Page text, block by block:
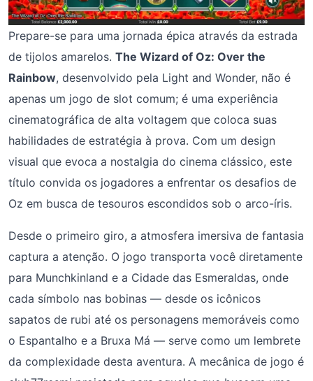
Prepare-se para uma jornada épica através da estrada
de tijolos amarelos. The Wizard of Oz: Over the
Rainbow, desenvolvido pela Light and Wonder, não é
apenas um jogo de slot comum; é uma experiência
cinematográfica de alta voltagem que coloca suas
habilidades de estratégia à prova. Com um design
visual que evoca a nostalgia do cinema clássico, este
título convida os jogadores a enfrentar os desafios de
Oz em busca de tesouros escondidos sob o arco-íris.
Desde o primeiro giro, a atmosfera imersiva de fantasia
captura a atenção. O jogo transporta você diretamente
para Munchkinland e a Cidade das Esmeraldas, onde
cada símbolo nas bobinas — desde os icônicos
sapatos de rubi até os personagens memoráveis como
o Espantalho e a Bruxa Má — serve como um lembrete
da complexidade desta aventura. A mecânica de jogo é